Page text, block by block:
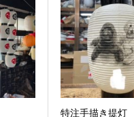
特注手描き提灯